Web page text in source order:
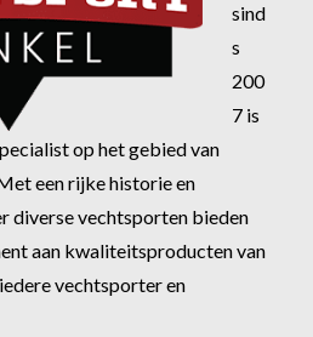
sind
s
200
7 is
op het gebied van
een rijke historie en
diverse vechtsporten bieden
aan kwaliteitsproducten van
vechtsporter en